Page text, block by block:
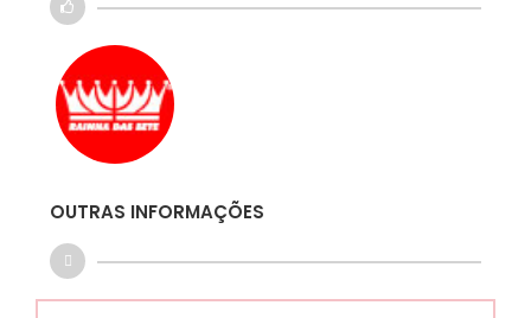
OUTRAS INFORMAÇÕES